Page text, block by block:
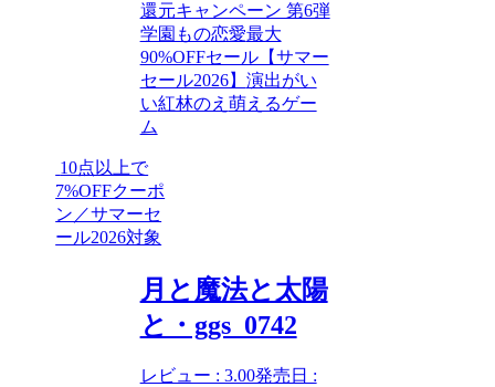
還元キャンペーン 第6弾
学園もの恋愛最大
90%OFFセール【サマー
セール2026】 演出がい
い紅林のえ 萌えるゲー
ム
10点以上で
7%OFFクーポ
ン／サマーセ
ール2026対象
月と魔法と太陽
と・ggs_0742
レビュー : 3.00発売日 :